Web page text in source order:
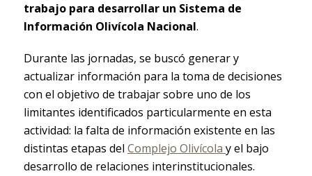
trabajo para desarrollar un Sistema de
Información Olivícola Nacional.
Durante las jornadas, se buscó generar y
actualizar información para la toma de decisiones
con el objetivo de trabajar sobre uno de los
limitantes identificados particularmente en esta
actividad: la falta de información existente en las
distintas etapas del Complejo Olivícola y el bajo
desarrollo de relaciones interinstitucionales.